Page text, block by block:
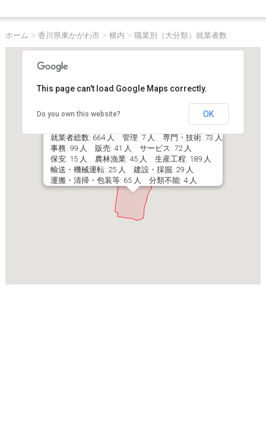
ホーム > 香川県東かがわ市> 横内 > 職業別（大分類）就業者数
就業者総数: 664 人 管理: 7 人 専門・技術: 73 人
事務: 99 人 販売: 41 人 サービス: 72 人
保安: 15 人 農林漁業: 45 人 生産工程: 189 人
輸送・機械運転: 25 人 建設・採掘: 29 人
運搬・清掃・包装等: 65 人 分類不能: 4 人
This page can't load Google Maps correctly.
Do you own this website? OK